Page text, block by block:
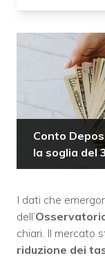
Conto
la soglia del
I dati che
dell’
chiari. Il mercato
riduzione dei